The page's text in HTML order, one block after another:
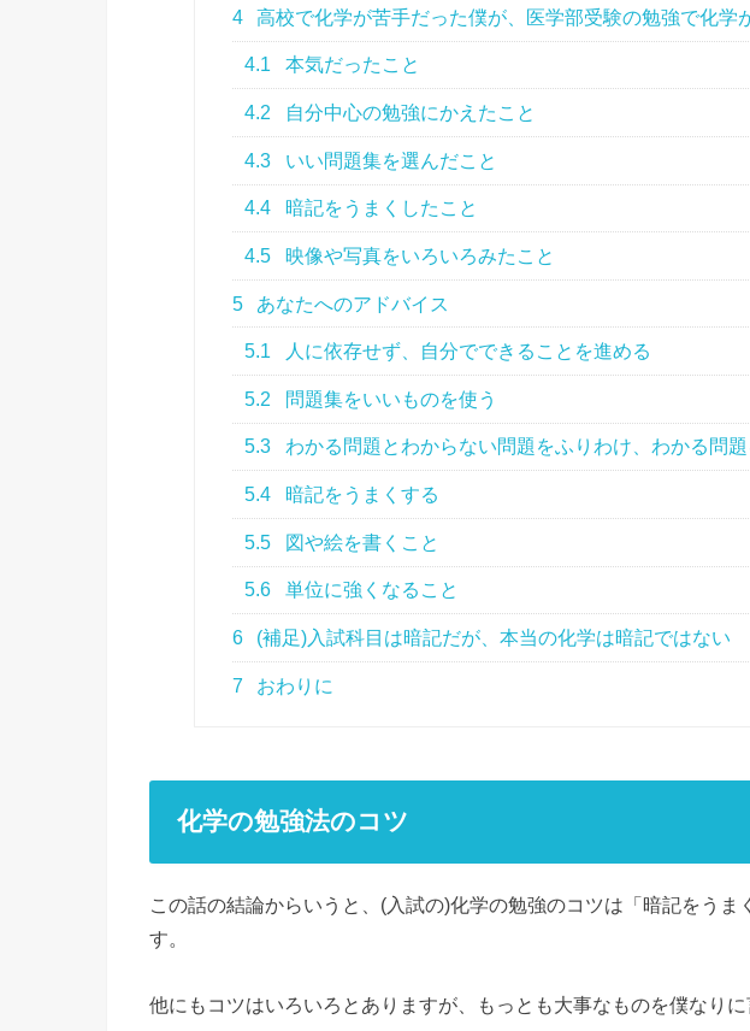
4 高校で化学が苦手だった僕が、医学部受験の勉強で化学
4.1 本気だったこと
4.2 自分中心の勉強にかえたこと
4.3 いい問題集を選んだこと
4.4 暗記をうまくしたこと
4.5 映像や写真をいろいろみたこと
5 あなたへのアドバイス
5.1 人に依存せず、自分でできることを進める
5.2 問題集をいいものを使う
5.3 わかる問題とわからない問題をふりわけ、わかる問題
5.4 暗記をうまくする
5.5 図や絵を書くこと
5.6 単位に強くなること
6 (補足)入試科目は暗記だが、本当の化学は暗記ではない
7 おわりに
化学の勉強法のコツ
この話の結論からいうと、(入試の)化学の勉強のコツは「暗記をうま
す。
他にもコツはいろいろとありますが、もっとも大事なものを僕なりに